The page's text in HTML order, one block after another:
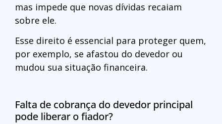
mas impede que novas dívidas recaiam
sobre ele.
Esse direito é essencial para proteger quem,
por exemplo, se afastou do devedor ou
mudou sua situação financeira.
Falta de cobrança do devedor principal
pode liberar o fiador?